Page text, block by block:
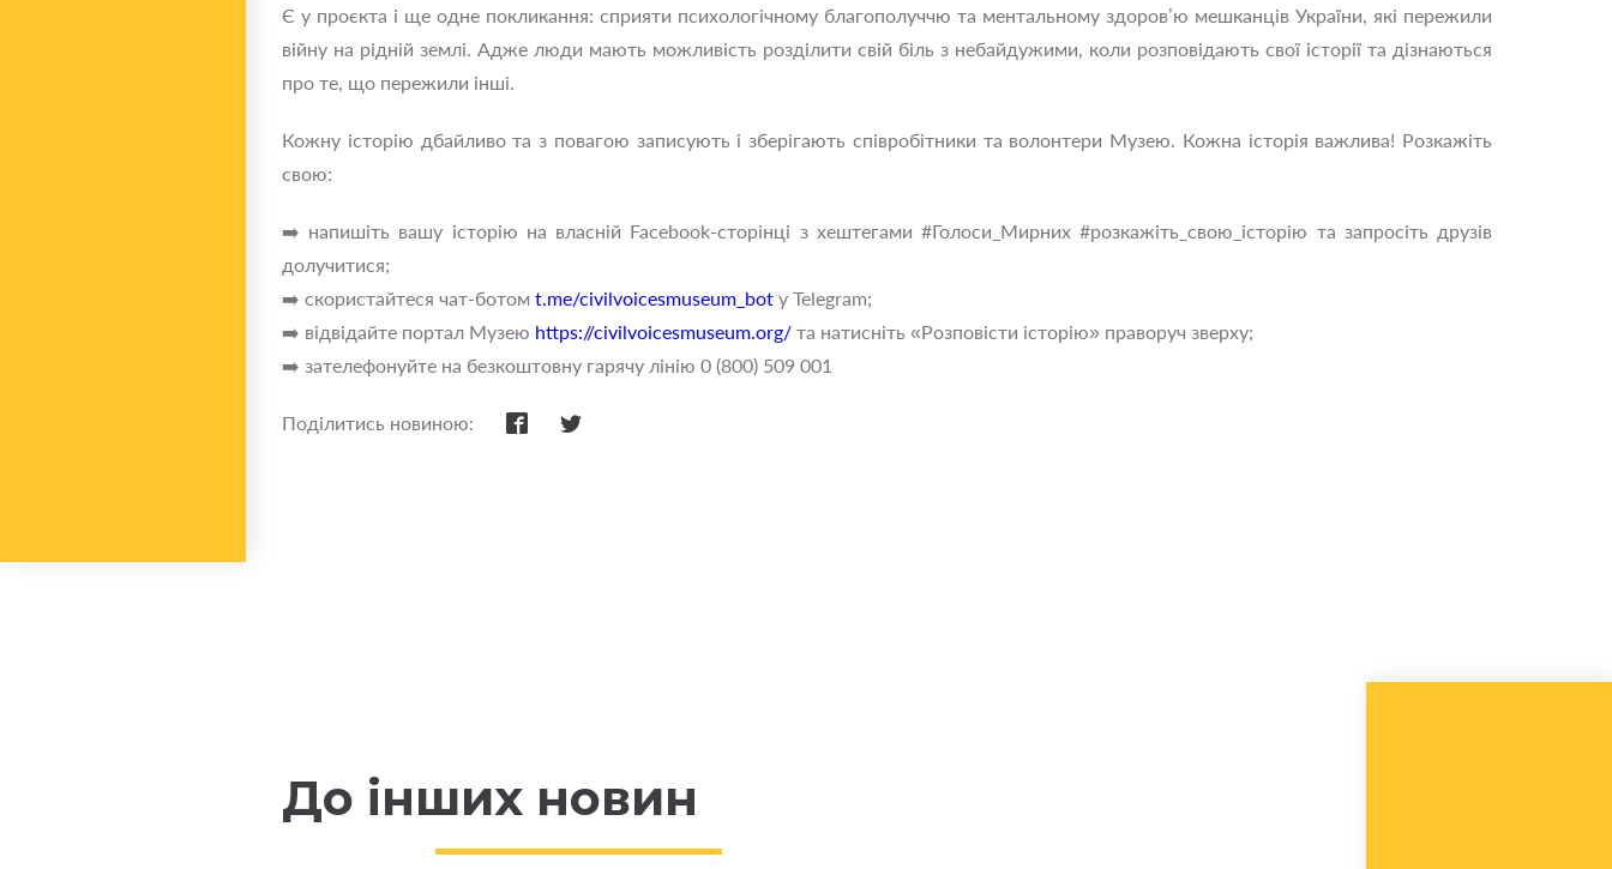
Є у проєкта і ще одне покликання: сприяти психологічному благополуччю та ментальному здоров’ю мешканців України, які пережили
війну на рідній землі. Адже люди мають можливість розділити свій біль з небайдужими, коли розповідають свої історії та дізнаються
про те, що пережили інші.
Кожну історію дбайливо та з повагою записують і зберігають співробітники та волонтери Музею. Кожна історія важлива! Розкажіть
свою:
➡️ напишіть вашу історію на власній Facebook-сторінці з хештегами #Голоси_Мирних #розкажіть_свою_історію та запросіть друзів
долучитися;
➡️ скористайтеся чат-ботом t.me/civilvoicesmuseum_bot у Telegram;
➡️ відвідайте портал Музею https://civilvoicesmuseum.org/ та натисніть «Розповісти історію» праворуч зверху;
➡️ зателефонуйте на безкоштовну гарячу лінію 0 (800) 509 001
Поділитись новиною:
До інших новин